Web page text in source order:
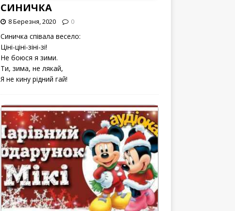
СИНИЧКА
8 Березня, 2020 0
Синичка співала весело:
Ціні-ціні-зіні-зі!
Не боюся я зими.
Ти, зима, не лякай,
Я не кину рідний гай!